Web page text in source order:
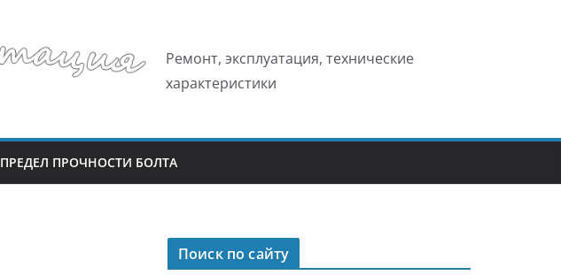
Ремонт, эксплуатация, технические
характеристики
ПРЕДЕЛ ПРОЧНОСТИ БОЛТА
Поиск по сайту